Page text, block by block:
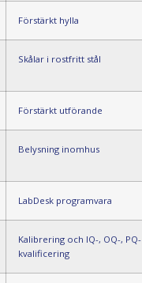
Förstärkt hylla
Skålar i rostfritt stål
Förstärkt utförande
Belysning inomhus
LabDesk programvara
Kalibrering och IQ-, OQ-, PQ-
kvalificering